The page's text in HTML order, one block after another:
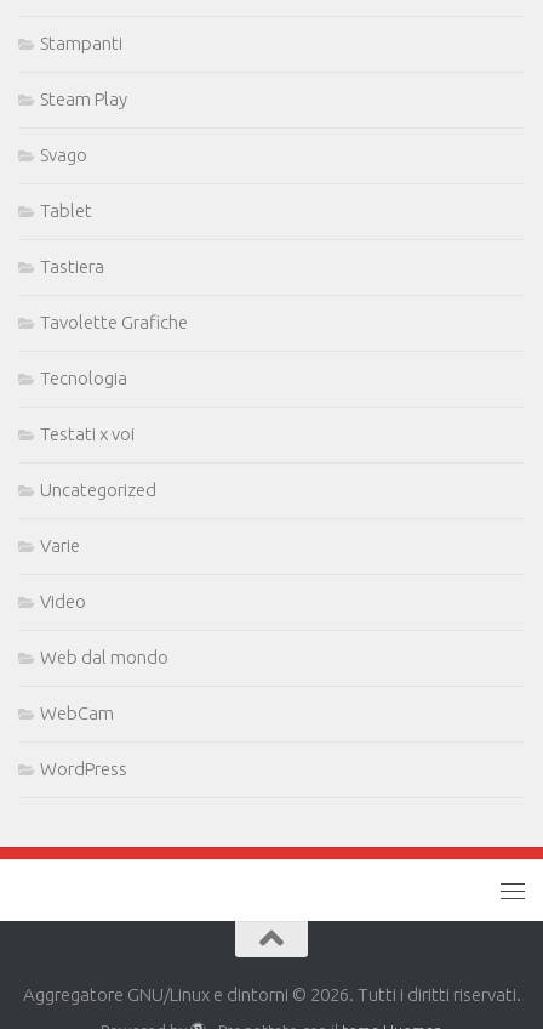
Stampanti
Steam Play
Svago
Tablet
Tastiera
Tavolette Grafiche
Tecnologia
Testati x voi
Uncategorized
Varie
Video
Web dal mondo
WebCam
WordPress
Aggregatore GNU/Linux e dintorni © 2026. Tutti i diritti riservati.